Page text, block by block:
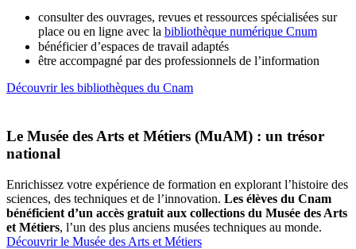
consulter des ouvrages, revues et ressources spécialisées sur
place ou en ligne avec la bibliothèque numérique Cnum
bénéficier d’espaces de travail adaptés
être accompagné par des professionnels de l’information
Découvrir les bibliothèques du Cnam
Le Musée des Arts et Métiers (MuAM) : un trésor
national
Enrichissez votre expérience de formation en explorant l’histoire des
sciences, des techniques et de l’innovation. Les élèves du Cnam
bénéficient d’un accès gratuit aux collections du Musée des Arts
et Métiers, l’un des plus anciens musées techniques au monde.
Découvrir le Musée des Arts et Métiers